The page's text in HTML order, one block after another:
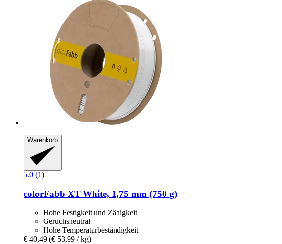
Warenkorb
5.0 (1)
colorFabb XT-​White, 1,75 mm (750 g)
Hohe Festigkeit und Zähigkeit
Geruchsneutral
Hohe Temperaturbeständigkeit
€ 40,49 (€ 53,99 / kg)